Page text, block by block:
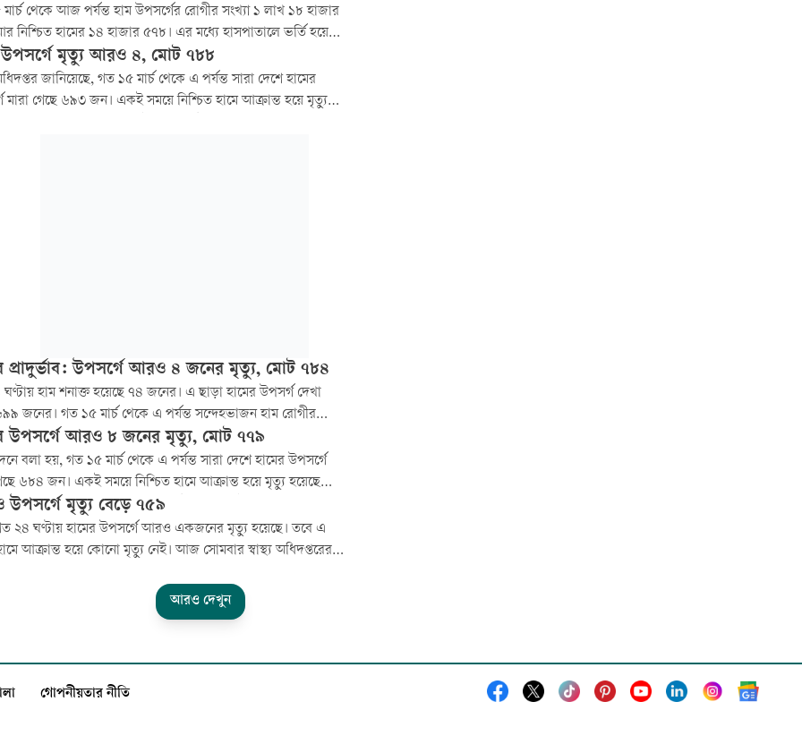
ছাড়পত্র পেয়েছে।
থেকে আজ পর্যন্ত হাম উপসর্গের রোগীর সংখ্যা ১ লাখ ১৮ হাজার
নিশ্চিত হামের ১৪ হাজার ৫৭৮। এর মধ্যে হাসপাতালে ভর্তি হয়েছে
হাজার ২৬ জন, যাদের মধ্যে ৯৭ হাজার ৫৩২ জন ছাড়পত্র পেয়েছে।
মৃত্যু আরও ৪, মোট ৭৮৮
অধিদপ্তর জানিয়েছে, গত ১৫ মার্চ থেকে এ পর্যন্ত সারা দেশে হামের
মারা গেছে ৬৯৩ জন। একই সময়ে নিশ্চিত হামে আক্রান্ত হয়ে মৃত্যু
প্রাদুর্ভাব: উপসর্গে আরও ৪ জনের মৃত্যু, মোট ৭৮৪
হাম শনাক্ত হয়েছে ৭৪ জনের। এ ছাড়া হামের উপসর্গ দেখা
জনের। গত ১৫ মার্চ থেকে এ পর্যন্ত সন্দেহভাজন হাম রোগীর
১ লাখ ১৬ হাজার ৭১০ জনে। তাদের মধ্যে নিশ্চিত হাম
হাজার ৩১৮ জন।
উপসর্গে আরও ৮ জনের মৃত্যু, মোট ৭৭৯
বলা হয়, গত ১৫ মার্চ থেকে এ পর্যন্ত সারা দেশে হামের উপসর্গে
৬৮৪ জন। একই সময়ে নিশ্চিত হামে আক্রান্ত হয়ে মৃত্যু হয়েছে
জনের। সব মিলিয়ে হাম ও হামের উপসর্গে মোট ৭৭৯ জনের মৃত্যু
উপসর্গে মৃত্যু বেড়ে ৭৫৯
২৪ ঘণ্টায় হামের উপসর্গে আরও একজনের মৃত্যু হয়েছে। তবে এ
আক্রান্ত হয়ে কোনো মৃত্যু নেই। আজ সোমবার স্বাস্থ্য অধিদপ্তরের
আরও দেখুন
গোপনীয়তার নীতি